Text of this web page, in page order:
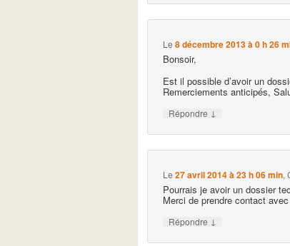
Le8 décembre 2013 à 0 h 26
Bonsoir,
Est il possible d’avoir un
Remerciements anticipés,
Répondre ↓
Le27 avril 2014 à 23 h 06 min,
Pourrais je avoir un dossier
Merci de prendre contact
Répondre ↓